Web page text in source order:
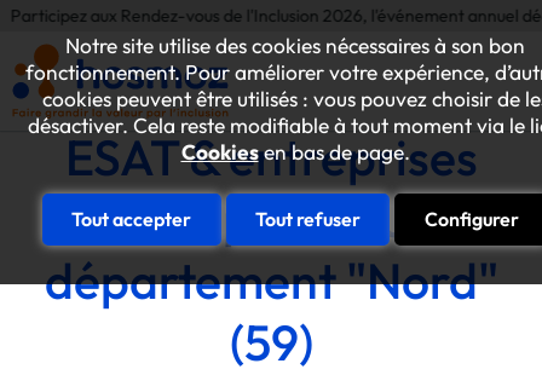
Notre site utilise des cookies nécessaires à son bon
fonctionnement. Pour améliorer votre expérience,
cookies peuvent être utilisés : vous pouvez choisir de
désactiver. Cela reste modifiable à tout moment via le
Cookiesen bas de page.
Tout accepter Tout refuser Configurer
aux Rendez-vous de l'Inclusion 2026, l'événement annuel dédié aux
ESAT & entreprises
adaptées du
département "Nord"
(59)